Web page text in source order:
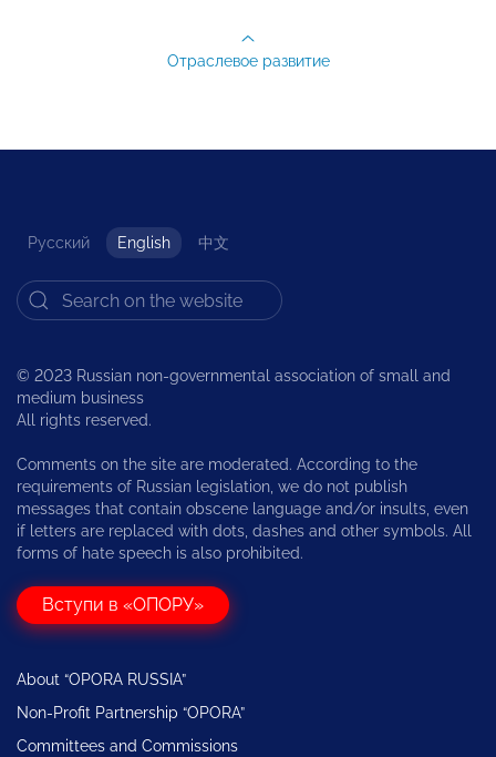
Отраслевое развитие
Русский English 中文
© 2023 Russian non-governmental association of small and
medium business
All rights reserved.
Comments on the site are moderated. According to the
requirements of Russian legislation, we do not publish
messages that contain obscene language and/or insults, even
if letters are replaced with dots, dashes and other symbols. All
forms of hate speech is also prohibited.
Вступи в «ОПОРУ»
About “OPORA RUSSIA”
Non-Profit Partnership “OPORA”
Committees and Commissions